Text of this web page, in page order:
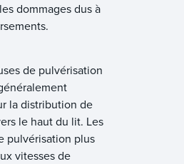
dommages dus à
de pulvérisation
la distribution de
le haut du lit. Les
pulvérisation plus
vitesses de